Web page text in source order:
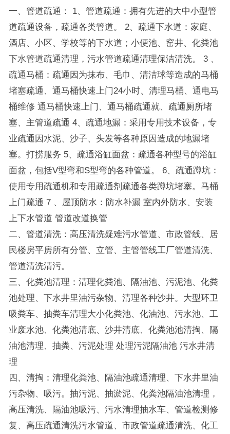
一、管道疏通： 1、管道疏通：拥有先进的大中小型管
道疏通设备，疏通各类管道。 2、疏通下水道：家庭、
酒店、小区、学校等的下水道；小便池、窑井、化粪池
下水管道疏通清理，污水管道疏通清理保洁清洗。 3 、
疏通马桶：疏通因为抹布、毛巾、清洁球等造成的马桶
堵塞疏通、通马桶快速上门24小时、清理马桶、通电马
桶维修 通马桶快速上门、通马桶疏通就、疏通厕所堵
塞、主管道疏通 4、疏通地漏：采用专用技术设备，专
业疏通因水泥、沙子、头发等各种原因造成的地漏堵
塞。打捞服务 5、疏通浴缸面盆：疏通各种型号的浴缸
面盆，包括V型弯和S型弯的各种管道。 6、疏通蹲坑：
使用专用疏通机和专用疏通剂疏通各类蹲坑堵塞。马桶
上门疏通 7 、屋顶防水：防水补漏 室内外防水、安装
上下水管道 管道改道换管
二、管道清洗：高压清洗疑难污水管道、市政管线、居
民楼房平房所有分管、立管、主管管线工厂管道清洗、
管道清洗清污。
三、化粪池清理：清理化粪池、隔油池、污泥池、化粪
池处理、下水井里油污杂物、清理各种沙井。大型环卫
吸粪车、抽粪车清理大小化粪池、化油池、污水池、工
业废水池、化粪池清底、沙井清底、化粪池池清掏、隔
油池清理、抽粪、污泥处理 处理污泥隔油池 污水井清
理
四、清掏：清理化粪池、隔油池疏通清理、下水井里油
污杂物、吸污。抽污泥、抽淤泥、化粪池隔油池清理，
高压清洗、隔油池吸污、污水清理抽水车、管道检测修
复、高压疏通清洗污水管道、市政管道疏通清洗、化工